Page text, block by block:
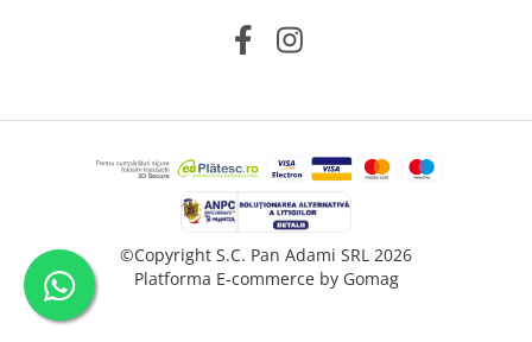
©Copyright S.C. Pan Adami SRL 2026
Platforma E-commerce by Gomag